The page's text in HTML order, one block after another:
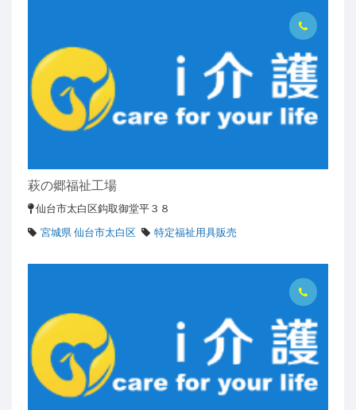
萩の郷福祉工場
仙台市太白区鈎取御堂平３８
宮城県 仙台市太白区
特定福祉用具販売